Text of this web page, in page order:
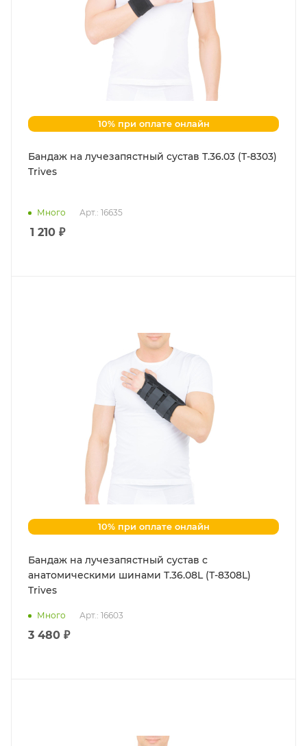
10% при оплате онлайн
Бандаж на лучезапястный сустав Т.36.03 (Т-8303)
Trives
Много Арт.: 16635
1 210 ₽
10% при оплате онлайн
Бандаж на лучезапястный сустав с
анатомическими шинами Т.36.08L (Т-8308L)
Trives
Много Арт.: 16603
3 480 ₽